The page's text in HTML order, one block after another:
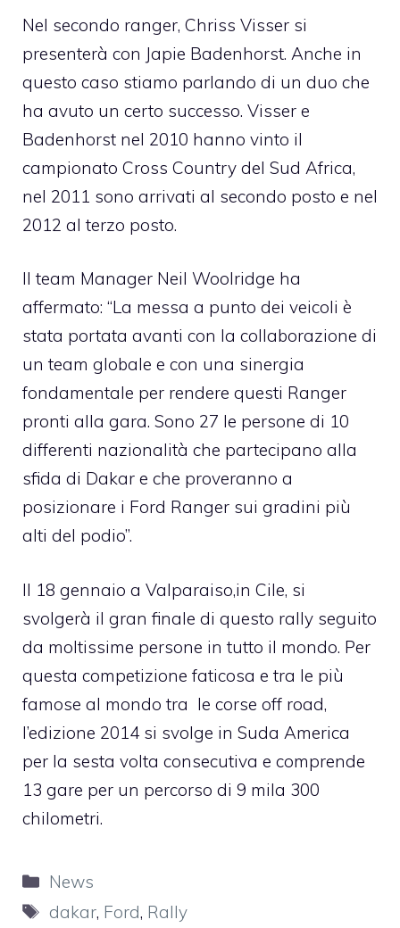
Nel secondo ranger, Chriss Visser si
presenterà con Japie Badenhorst. Anche in
questo caso stiamo parlando di un duo che
ha avuto un certo successo. Visser e
Badenhorst nel 2010 hanno vinto il
campionato Cross Country del Sud Africa,
nel 2011 sono arrivati al secondo posto e nel
2012 al terzo posto.
Il team Manager Neil Woolridge ha
affermato: “La messa a punto dei veicoli è
stata portata avanti con la collaborazione di
un team globale e con una sinergia
fondamentale per rendere questi Ranger
pronti alla gara. Sono 27 le persone di 10
differenti nazionalità che partecipano alla
sfida di Dakar e che proveranno a
posizionare i Ford Ranger sui gradini più
alti del podio”.
Il 18 gennaio a Valparaiso,in Cile, si
svolgerà il gran finale di questo rally seguito
da moltissime persone in tutto il mondo. Per
questa competizione faticosa e tra le più
famose al mondo tra le corse off road,
l’edizione 2014 si svolge in Suda America
per la sesta volta consecutiva e comprende
13 gare per un percorso di 9 mila 300
chilometri.
Categorie
News
Tag
dakar, Ford, Rally